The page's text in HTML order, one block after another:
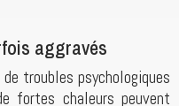
aggravés
troubles psychologiques
fortes chaleurs peuvent